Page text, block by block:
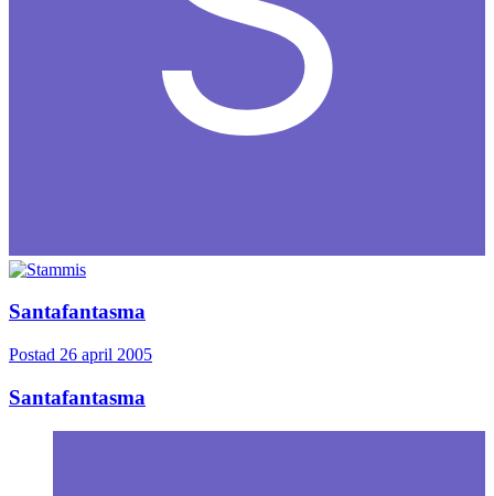
Santafantasma
Postad 26 april 2005
Santafantasma